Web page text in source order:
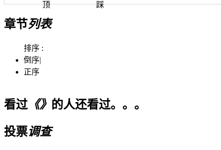
顶 踩
章节列表
排序 :
倒序|
正序
看过《》 的人还看过。。。
投票调查